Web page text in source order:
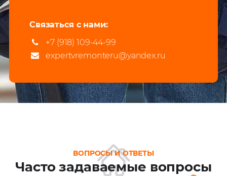
Связаться с нами:
+7 (918) 109-44-99
expertvremonteru@yandex.ru
ВОПРОСЫ И ОТВЕТЫ
Часто задаваемые вопросы